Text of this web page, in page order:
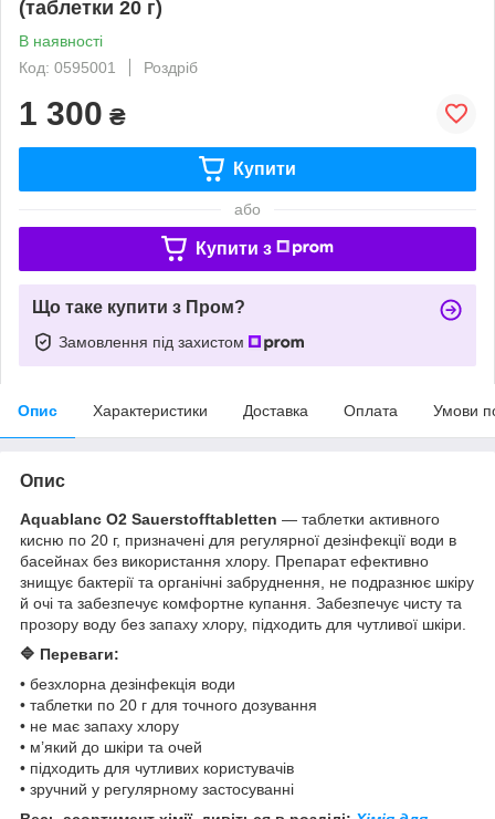
(таблетки 20 г)
В наявності
Код: 0595001
Роздріб
1 300 ₴
Купити
або
Купити з
Що таке купити з Пром?
Замовлення під захистом
Опис Характеристики Доставка Оплата Умови
Опис
Aquablanc O2 Sauerstofftabletten — таблетки активного
кисню по 20 г, призначені для регулярної дезінфекції води в
басейнах без використання хлору. Препарат ефективно
знищує бактерії та органічні забруднення, не подразнює шкіру
й очі та забезпечує комфортне купання. Забезпечує чисту та
прозору воду без запаху хлору, підходить для чутливої шкіри.
🔷 Переваги:
• безхлорна дезінфекція води
• таблетки по 20 г для точного дозування
• не має запаху хлору
• м’який до шкіри та очей
• підходить для чутливих користувачів
• зручний у регулярному застосуванні